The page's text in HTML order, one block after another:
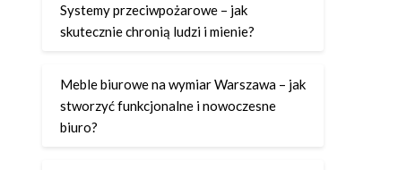
Systemy przeciwpożarowe – jak
skutecznie chronią ludzi i mienie?
Meble biurowe na wymiar Warszawa – jak
stworzyć funkcjonalne i nowoczesne
biuro?